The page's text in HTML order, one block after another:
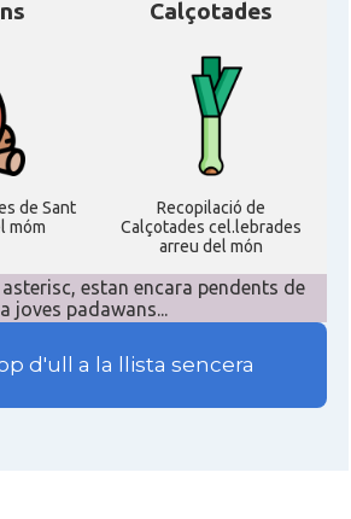
de Sant
móm
Calçotades
Recopilació de
Calçotades cel.lebrades
arreu del món
estan encara pendents de
joves padawans...
d'ull a la llista sencera